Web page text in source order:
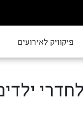
פיקוויק לאירועים